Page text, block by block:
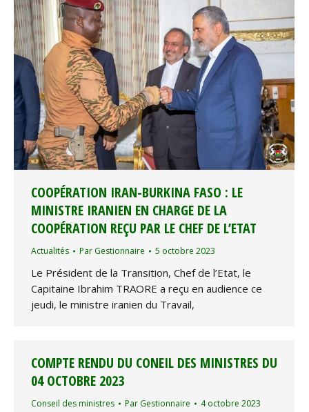
COOPÉRATION IRAN-BURKINA FASO : LE
MINISTRE IRANIEN EN CHARGE DE LA
COOPÉRATION REÇU PAR LE CHEF DE L’ETAT
Actualités Par Gestionnaire 5 octobre 2023
Le Président de la Transition, Chef de l’Etat, le
Capitaine Ibrahim TRAORE a reçu en audience ce
jeudi, le ministre iranien du Travail,
COMPTE RENDU DU CONEIL DES MINISTRES DU
04 OCTOBRE 2023
Conseil des ministres Par Gestionnaire 4 octobre 2023